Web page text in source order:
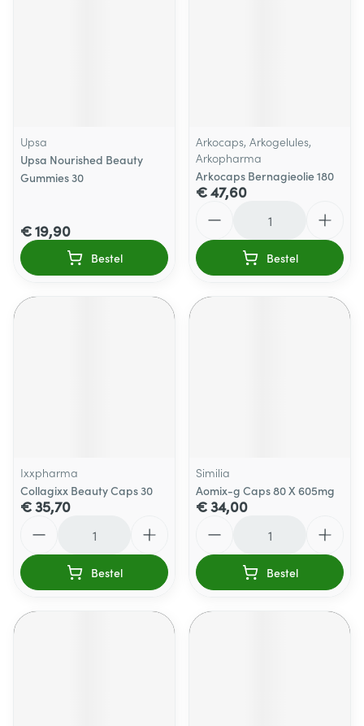
Upsa
Upsa Nourished Beauty
Gummies 30
€ 19,90
Bestel
Arkocaps, Arkogelules,
Arkopharma
Arkocaps Bernagieolie 180
€ 47,60
Bestel
Ixxpharma
Collagixx Beauty Caps 30
€ 35,70
Bestel
Similia
Aomix-g Caps 80 X 605mg
€ 34,00
Bestel